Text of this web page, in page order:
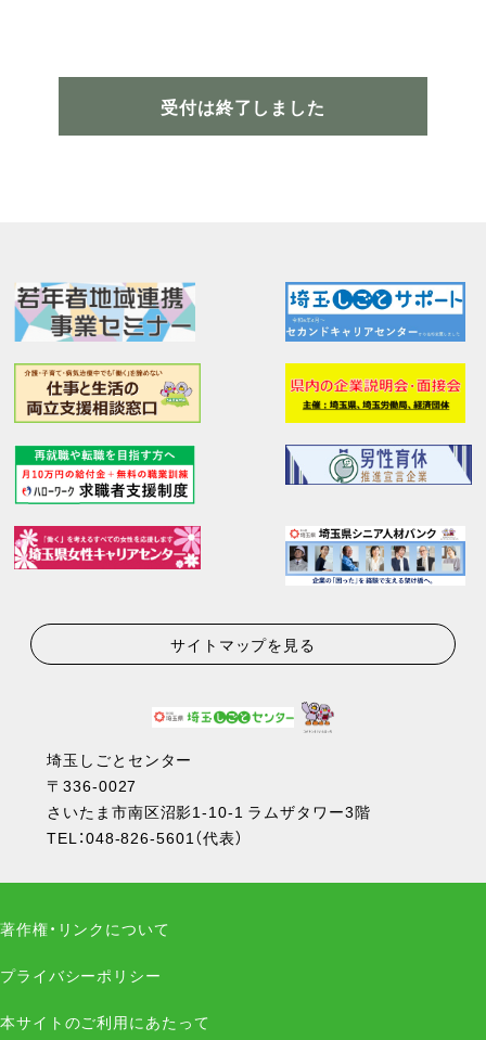
受付は終了しました
サイトマップを見る
埼玉しごとセンター
〒336-0027
さいたま市南区沼影1-10-1 ラムザタワー3階
TEL：048-826-5601（代表）
著作権・リンクについて
プライバシーポリシー
本サイトのご利用にあたって